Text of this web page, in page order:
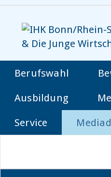
Berufswahl
Ausbildung
Service